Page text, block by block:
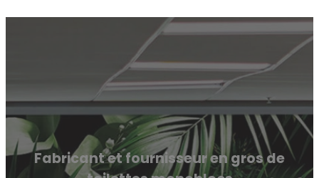
Fabricant et fournisseur en gros de